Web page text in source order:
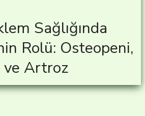
Sağlığında
Rolü: Osteopeni,
ve Artroz